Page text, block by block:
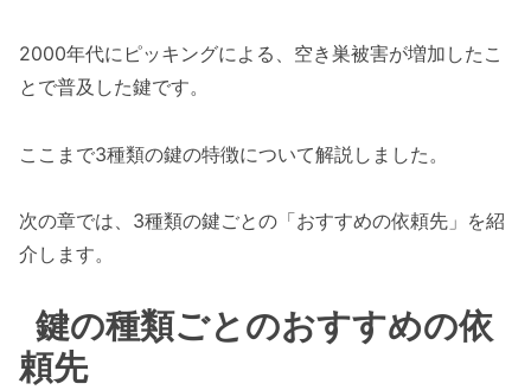
2000年代にピッキングによる、空き巣被害が増加したこ
とで普及した鍵です。
ここまで3種類の鍵の特徴について解説しました。
次の章では、3種類の鍵ごとの「おすすめの依頼先」を紹
介します。
鍵の種類ごとのおすすめの依
頼先